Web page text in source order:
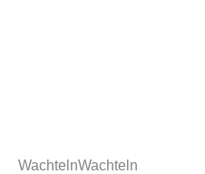
WachtelnWachteln